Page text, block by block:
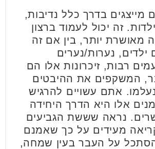
מייצגים בדרך כלל נדיבות,
זה יכול לעמוד ברצון
מאושרת יותר, בין אם זה
ילדים, נערות/נערים
רבות, זיכרונות אלו הם
המשקפים את ההיבטים
אתם עשויים להרגיש
אלו היא הדרך היחידה
נראה שששת הגביעים
מעידים על כך שאמנם
על העבר בעין שמחה,